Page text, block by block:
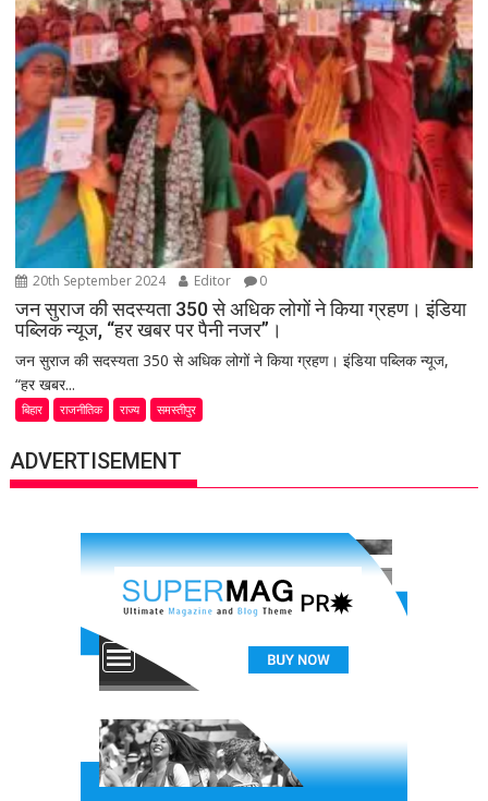
20th September 2024 Editor 0
जन सुराज की सदस्यता 350 से अधिक लोगों ने किया ग्रहण। इंडिया
पब्लिक न्यूज, “हर खबर पर पैनी नजर”।
जन सुराज की सदस्यता 350 से अधिक लोगों ने किया ग्रहण। इंडिया पब्लिक न्यूज,
“हर खबर...
बिहार राजनीतिक राज्य समस्तीपुर
ADVERTISEMENT